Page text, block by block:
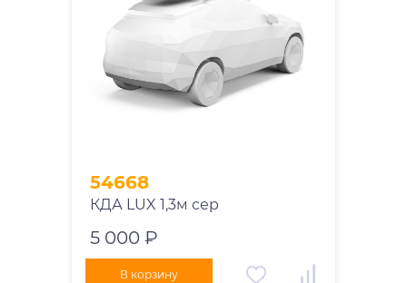
54668
КДА LUX 1,3м сер
5 000 ₽
В корзину